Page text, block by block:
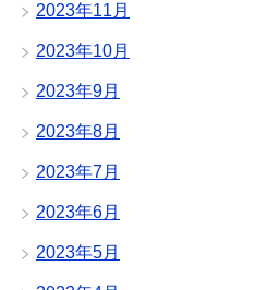
2023年11月
2023年10月
2023年9月
2023年8月
2023年7月
2023年6月
2023年5月